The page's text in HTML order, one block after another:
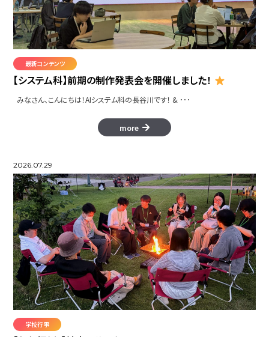
最新コンテンツ
【システム科】前期の制作発表会を開催しました！
みなさん、こんにちは！AIシステム科の長谷川です！ & ･･･
more
2026.07.29
学校行事